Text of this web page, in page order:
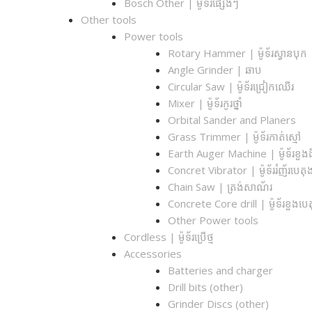
Bosch Other | ម៉ូទ័រផ្សេងៗ
Other tools
Power tools
Rotary Hammer | ម៉ូទ័រស្វានបុក
Angle Grinder | ឆាប
Circular Saw​ | ម៉ូទ័រជ្រៀកឈើរ
Mixer | ម៉ូទ័រកូរថ្នាំ
Orbital Sander and Planers
Grass Trimmer | ម៉ូទ័រកាត់ស្មៅ
Earth Auger Machine | ម៉ូទ័រខួង
Concret Vibrator | ម៉ូទ័ររំញ័របេតុង
Chain Saw | ត្រង់សាណ័រ
Concrete Core drill | ម៉ូទ័រខួងបេ
Other Power tools
Cordless​ | ម៉ូទ័រប្រើថ្ម
Accessories
Batteries and charger
Drill bits (other)
Grinder Discs (other)